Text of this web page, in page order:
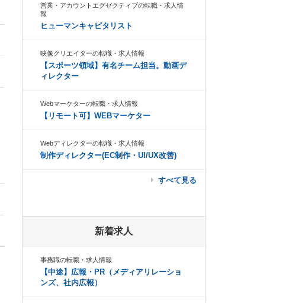
営業・アカウントエグゼクティブの転職・求人情
報
ヒューマンキャピタリスト
映像クリエイターの転職・求人情報
【スポーツ領域】有名チーム担当。動画デ
ィレクター
Webマーケターの転職・求人情報
【リモート可】WEBマーケター
Webディレクターの転職・求人情報
制作ディレクター(EC制作・UI/UX改善)
すべて見る
新着求人
事務職の転職・求人情報
【中途】広報・PR（メディアリレーショ
ンズ、社内広報）